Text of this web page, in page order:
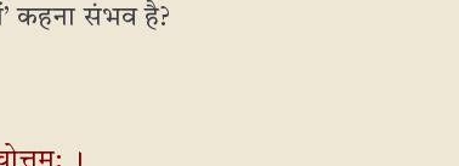
कहना संभव है?